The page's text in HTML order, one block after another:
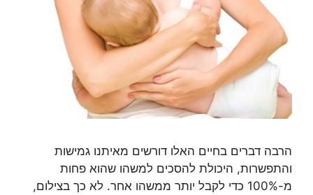
הרבה דברים בחיים האלו דורשים מאיתנו גמישות
והתפשרות, היכולת להסכים למשהו שהוא פחות
מ-100% כדי לקבל יותר ממשהו אחר. לא כך בצילום,